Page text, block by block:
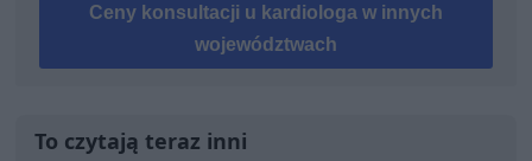
Ceny konsultacji u kardiologa w innych
województwach
To czytają teraz inni